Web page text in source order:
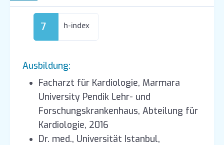
7 h-index
Ausbildung:
Facharzt für Kardiologie, Marmara
University Pendik Lehr- und
Forschungskrankenhaus, Abteilung für
Kardiologie, 2016
Dr. med., Universität Istanbul,